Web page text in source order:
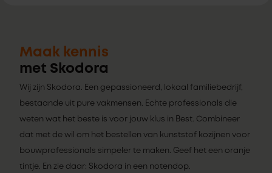
Maak kennis
met Skodora
Wij zijn Skodora. Een gepassioneerd, lokaal familiebedrijf,
bestaande uit pure vakmensen. Echte professionals die
weten wat het beste is voor jouw klus in Best. Combineer
dat met de wil om het bestellen van kunststof kozijnen voor
bouwprofessionals simpeler te maken. Geef het een oranje
tintje. En zie daar: Skodora in een notendop.